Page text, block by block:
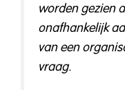
worden gezien
onafhankelijk
van een
vraag.